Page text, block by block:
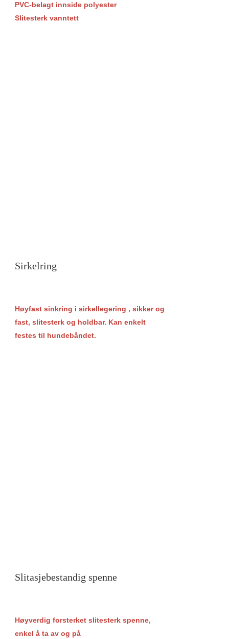
PVC-belagt innside polyester
Slitesterk vanntett
Sirkelring
Høyfast sinkring i sirkellegering , sikker og
fast, slitesterk og holdbar. Kan enkelt
festes til hundebåndet.
Slitasjebestandig spenne
Høyverdig forsterket slitesterk spenne,
enkel å ta av og på